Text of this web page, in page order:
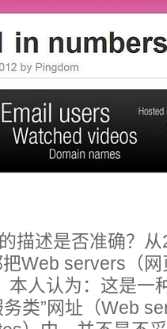
描述是否准确？
Web servers（
本人认为：这是一
类”网址（Web